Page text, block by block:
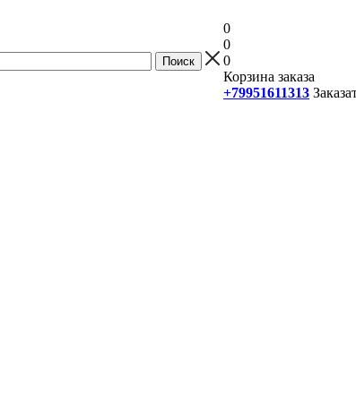
0
0
0
Корзина заказа
+79951611313